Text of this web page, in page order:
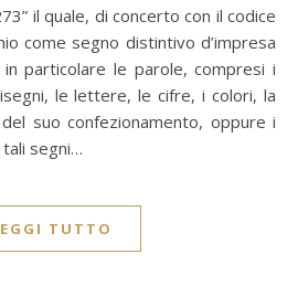
il quale, di concerto con il codice
come segno distintivo d’impresa
particolare le parole, compresi i
le lettere, le cifre, i colori, la
suo confezionamento, oppure i
tali segni…
TUTTO